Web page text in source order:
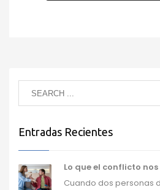
Entradas Recientes
Lo que el conflicto
Cuando dos personas